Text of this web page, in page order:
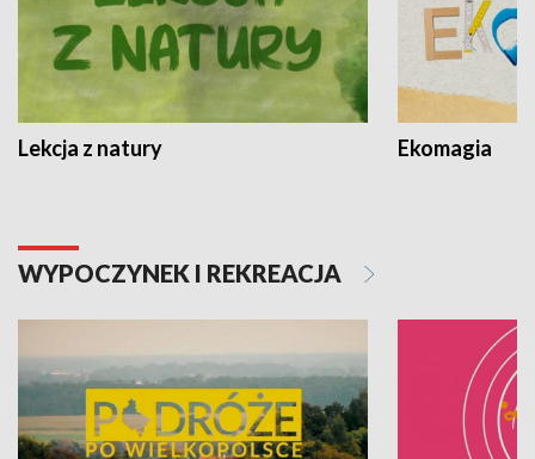
Lekcja z natury Ekomagia
WYPOCZYNEK I REKREACJA